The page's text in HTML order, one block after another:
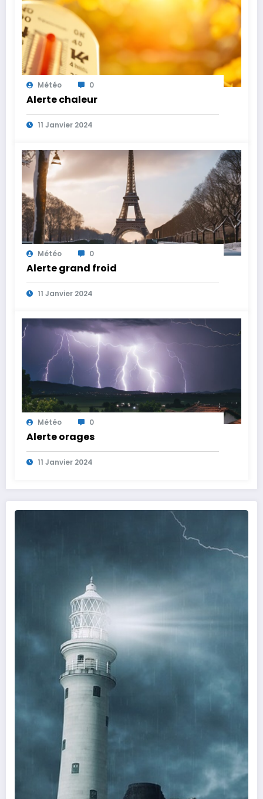
Météo 0
Alerte chaleur
11 Janvier 2024
Météo 0
Alerte grand froid
11 Janvier 2024
Météo 0
Alerte orages
11 Janvier 2024